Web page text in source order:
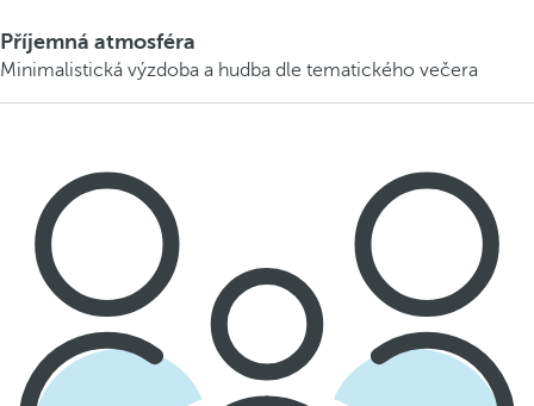
Příjemná atmosféra
Minimalistická výzdoba a hudba dle tematického večera